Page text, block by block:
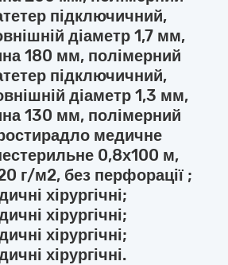
підключичний,
діаметр 1,7 мм,
180 мм, полімерний
підключичний,
діаметр 1,3 мм,
130 мм, полімерний
медичне
0,8х100 м,
г/м2, без перфорації ;
хірургічні;
хірургічні;
хірургічні;
хірургічні.